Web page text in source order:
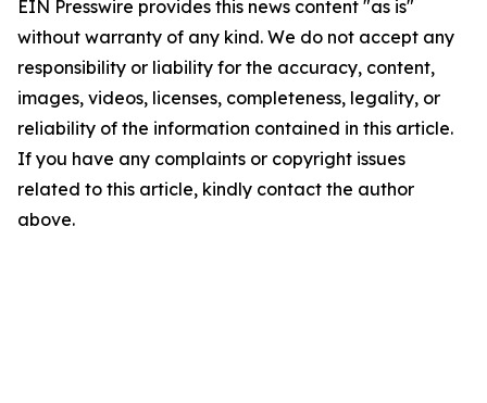
EIN Presswire provides this news content "as is"
without warranty of any kind. We do not accept any
responsibility or liability for the accuracy, content,
images, videos, licenses, completeness, legality, or
reliability of the information contained in this article.
If you have any complaints or copyright issues
related to this article, kindly contact the author
above.